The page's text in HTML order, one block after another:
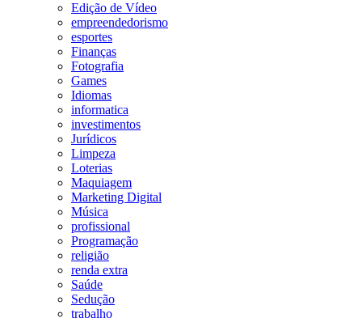
Edição de Vídeo
empreendedorismo
esportes
Finanças
Fotografia
Games
Idiomas
informatica
investimentos
Jurídicos
Limpeza
Loterias
Maquiagem
Marketing Digital
Música
profissional
Programação
religião
renda extra
Saúde
Sedução
trabalho